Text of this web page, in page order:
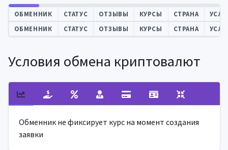
Автообновление
ОБМЕННИК СТАТУС ОТЗЫВЫ КУРСЫ СТРАНА
ОБМЕННИК
СТАТУС ОТЗЫВЫ КУРСЫ СТРАНА
Условия обмена криптовалют
Обменник не фиксирует курс на момент создания
заявки